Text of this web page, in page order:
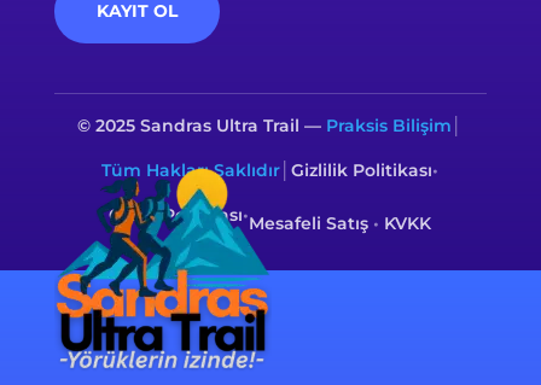
KAYIT OL
© 2025 Sandras Ultra Trail — Praksis Bilişim
Tüm Hakları Saklıdır │Gizlilik Politikası•
Çerez Politikası•Mesafeli Satış • KVKK